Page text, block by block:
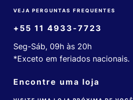
VEJA PERGUNTAS FREQUENTES
+55 11 4933-7723
Seg-Sáb, 09h às 20h
*Exceto em feriados nacionais.
Encontre uma loja